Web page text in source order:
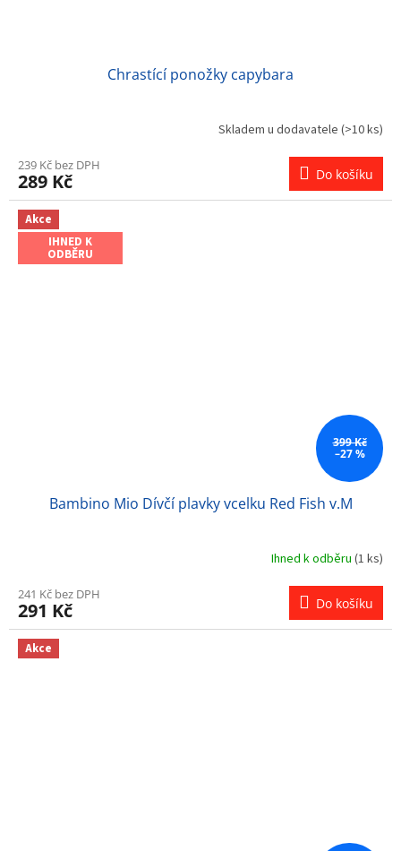
Chrastící ponožky capybara
Skladem u dodavatele (>10 ks)
239 Kč bez DPH
289 Kč Do košíku
Akce
IHNED K
ODBĚRU
399 Kč
–27 %
Bambino Mio Dívčí plavky vcelku Red Fish v.M
Ihned k odběru (1 ks)
241 Kč bez DPH
291 Kč Do košíku
Akce